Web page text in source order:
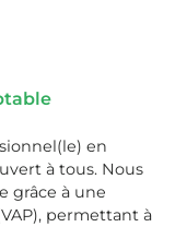
en
à tous. Nous
grâce à une
permettant à